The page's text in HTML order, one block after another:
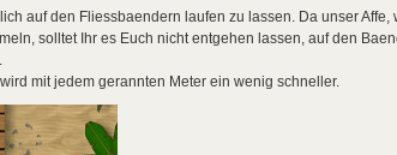
auf den Fliessbaendern laufen zu lassen. Da unser Affe,
solltet Ihr es Euch nicht entgehen lassen, auf den
mit jedem gerannten Meter ein wenig schneller.